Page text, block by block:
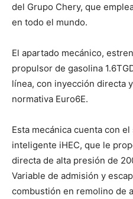
del Grupo Chery, que
en todo el mundo.
El apartado mecánico,
propulsor de gasolina
línea, con inyección directa
normativa Euro6E.
Esta mecánica cuenta con
inteligente iHEC, que le
directa de alta presión de
Variable de admisión y
combustión en remolino de